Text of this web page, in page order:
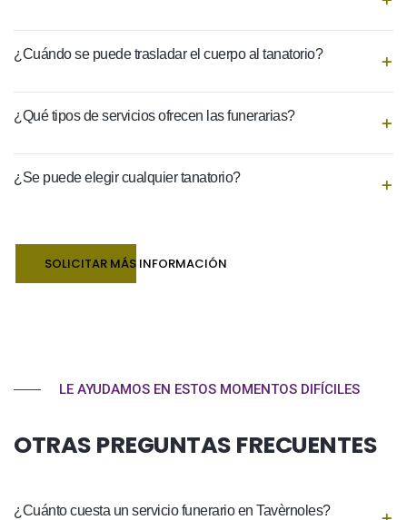
¿Cuándo se puede trasladar el cuerpo al tanatorio?
¿Qué tipos de servicios ofrecen las funerarias?
¿Se puede elegir cualquier tanatorio?
SOLICITAR MÁS INFORMACIÓN
LE AYUDAMOS EN ESTOS MOMENTOS DIFÍCILES
OTRAS PREGUNTAS FRECUENTES
¿Cuánto cuesta un servicio funerario en Tavèrnoles?